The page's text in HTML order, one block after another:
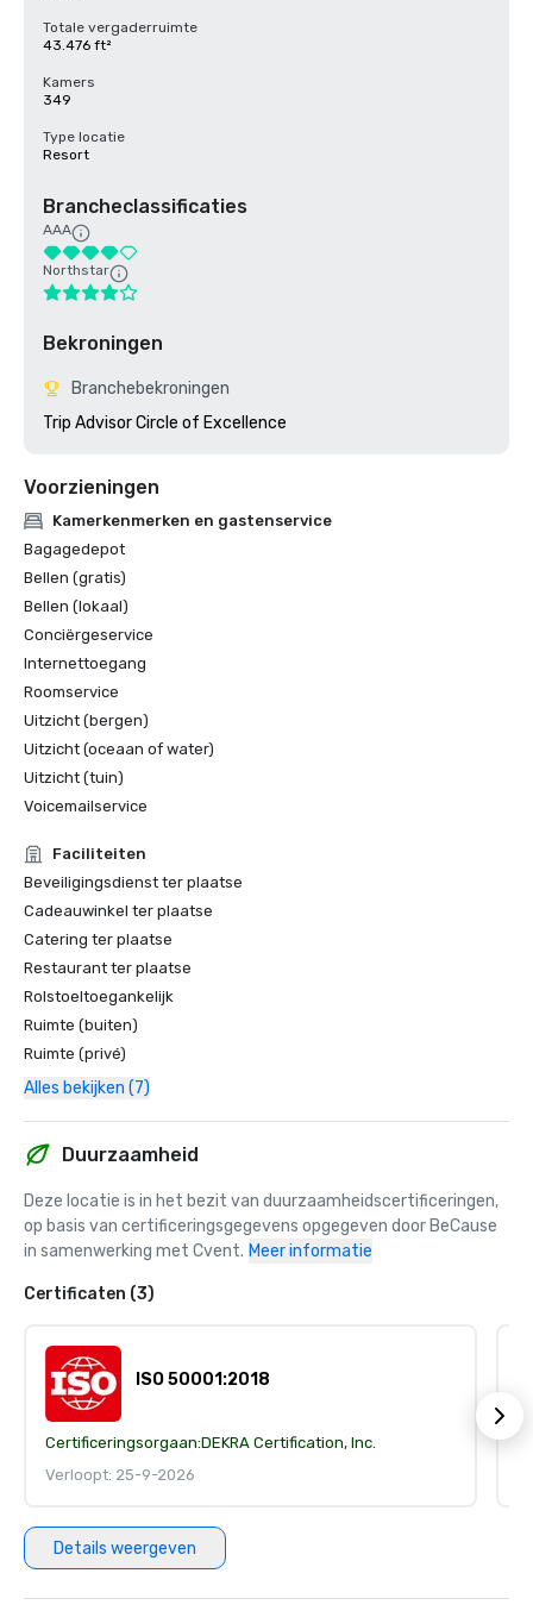
Totale vergaderruimte
43.476 ft²
Kamers
349
Type locatie
Resort
Brancheclassificaties
AAA
Northstar
Bekroningen
Branchebekroningen
Trip Advisor Circle of Excellence
Voorzieningen
Kamerkenmerken en gastenservice
Bagagedepot
Bellen (gratis)
Bellen (lokaal)
Conciërgeservice
Internettoegang
Roomservice
Uitzicht (bergen)
Uitzicht (oceaan of water)
Uitzicht (tuin)
Voicemailservice
Faciliteiten
Beveiligingsdienst ter plaatse
Cadeauwinkel ter plaatse
Catering ter plaatse
Restaurant ter plaatse
Rolstoeltoegankelijk
Ruimte (buiten)
Ruimte (privé)
Alles bekijken (7)
Duurzaamheid
Deze locatie is in het bezit van duurzaamheidscertificeringen,
op basis van certificeringsgegevens opgegeven door BeCause
in samenwerking met Cvent. Meer informatie
Certificaten (3)
ISO 50001:2018
Certificeringsorgaan:DEKRA Certification, Inc.
Verloopt: 25-9-2026
Details weergeven